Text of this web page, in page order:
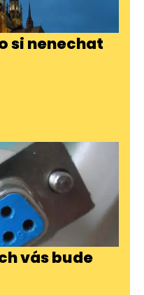
si nenechat
vás bude